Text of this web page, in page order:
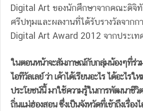
Digital Art ของนักศึกษาจากคณะดิจิ
ศรีปทุมและผลงานที่ได้รับรางวัลจากก
Digital Art Award 2012 จากประเ
ในตอนหน้าจะสัมภาษณ์กับกลุ่มน้องๆที่ร่ว
ไอทีวัลเลย์ ว่า เค้าได้เรียนอะไร ได้อะไรใ
ประโยชน์นี้ มาใช้ความรู้ในการพัฒนาชีวิ
ถิ่นแม่ฮ่องสอน ซึ่งเป็นจังหวัดที่เข้าถึงเรื่อง